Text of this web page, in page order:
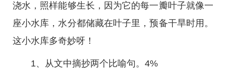
浇水，照样能够生长，因为它的每一瓣叶子就像一
座小水库，水分都储藏在叶子里，预备干旱时用。
这小水库多奇妙呀！
1、从文中摘抄两个比喻句。4%